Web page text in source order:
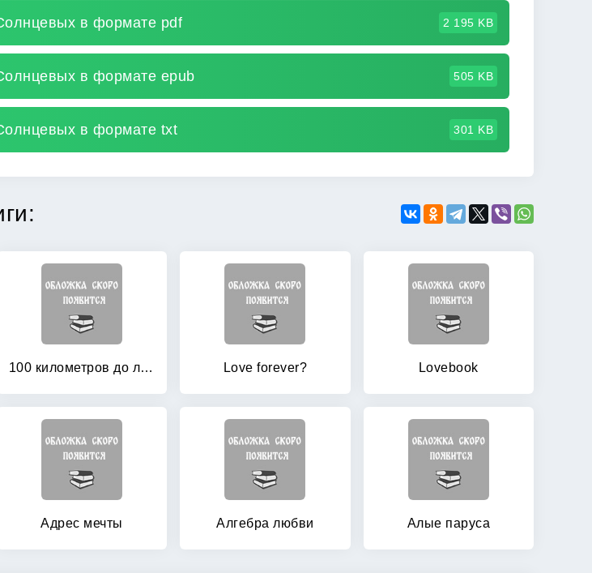
в формате pdf 2 195 KB
в формате epub 505 KB
в формате txt 301 KB
100 километров до любви Love forever? Lovebook
Адрес мечты Алгебра любви Алые паруса